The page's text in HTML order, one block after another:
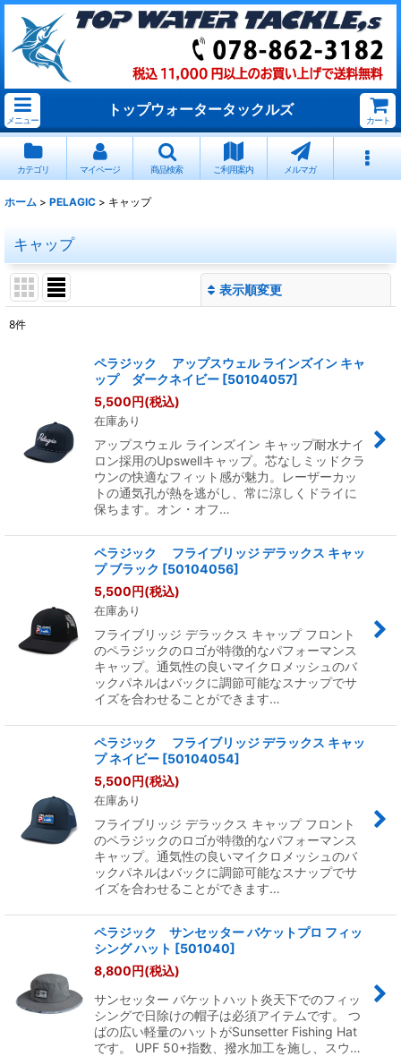
メニュー
トップウォータータックルズ
カート
カテゴリ マイページ 商品検索 ご利用案内 メルマガ
ホーム > PELAGIC > キャップ
キャップ
表示順変更
絞り込む
8件
ペラジック アップスウェル ラインズイン キャ
ップ ダークネイビー [50104057]
5,500円(税込)
在庫あり
アップスウェル ラインズイン キャップ耐水ナイ
ロン採用のUpswellキャップ。芯なしミッドクラ
ウンの快適なフィット感が魅力。レーザーカッ
トの通気孔が熱を逃がし、常に涼しくドライに
保ちます。オン・オフ…
ペラジック フライブリッジ デラックス キャッ
プ ブラック [50104056]
5,500円(税込)
在庫あり
フライブリッジ デラックス キャップ フロント
のペラジックのロゴが特徴的なパフォーマンス
キャップ。通気性の良いマイクロメッシュのバ
ックパネルはバックに調節可能なスナップでサ
イズを合わせることができます…
ペラジック フライブリッジ デラックス キャッ
プ ネイビー [50104054]
5,500円(税込)
在庫あり
フライブリッジ デラックス キャップ フロント
のペラジックのロゴが特徴的なパフォーマンス
キャップ。通気性の良いマイクロメッシュのバ
ックパネルはバックに調節可能なスナップでサ
イズを合わせることができます…
ペラジック サンセッター バケットプロ フィッ
シング ハット [501040]
8,800円(税込)
サンセッター バケットハット炎天下でのフィッ
シングで日除けの帽子は必須アイテムです。 つ
ばの広い軽量のハットがSunsetter Fishing Hat
です。 UPF 50+指数、撥水加工を施し、スウ…